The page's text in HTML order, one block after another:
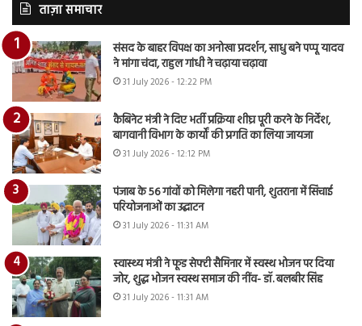
ताज़ा समाचार
संसद के बाहर विपक्ष का अनोखा प्रदर्शन, साधु बने पप्पू यादव
ने मांगा चंदा, राहुल गांधी ने चढ़ाया चढ़ावा
31 July 2026 - 12:22 PM
कैबिनेट मंत्री ने दिए भर्ती प्रक्रिया शीघ्र पूरी करने के निर्देश,
बागवानी विभाग के कार्यों की प्रगति का लिया जायजा
31 July 2026 - 12:12 PM
पंजाब के 56 गांवों को मिलेगा नहरी पानी, शुतराना में सिंचाई
परियोजनाओं का उद्घाटन
31 July 2026 - 11:31 AM
स्वास्थ्य मंत्री ने फूड सेफ्टी सैमिनार में स्वस्थ भोजन पर दिया
जोर, शुद्ध भोजन स्वस्थ समाज की नींव- डॉ. बलबीर सिंह
31 July 2026 - 11:31 AM